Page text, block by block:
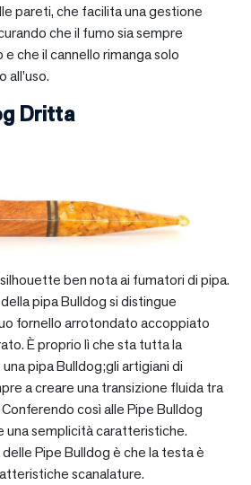
pareti, che facilita una gestione
che il fumo sia sempre
che il cannello rimanga solo
Dritta
ben nota ai fumatori di pipa.
pipa Bulldog si distingue
fornello arrotondato accoppiato
È proprio lì che sta tutta la
pipa Bulldog;gli artigiani di
a creare una transizione fluida tra
così alle Pipe Bulldog
una semplicità caratteristiche.
Pipe Bulldog è che la testa è
scanalature.